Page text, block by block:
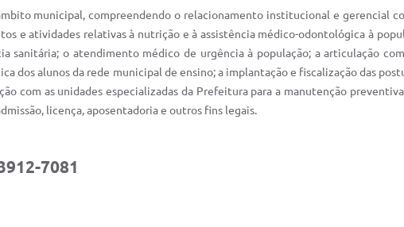
municipal, compreendendo o relacionamento institucional e gerencial
e atividades relativas à nutrição e à assistência médico-odontológica à
sanitária; o atendimento médico de urgência à população; a articulação
dos alunos da rede municipal de ensino; a implantação e fiscalização das
com as unidades especializadas da Prefeitura para a manutenção
licença, aposentadoria e outros fins legais.
7081